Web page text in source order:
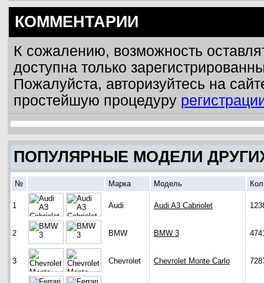
КОММЕНТАРИИ
К сожалению, возможность
доступна только
Пожалуйста, авторизуйтесь на
простейшую процедуру
ПОПУЛЯРНЫЕ МОДЕЛИ
№ Марка Модель
1 Audi Audi A3 Cabriolet
2 BMW BMW 3
3 Chevrolet Chevrolet Monte Carlo